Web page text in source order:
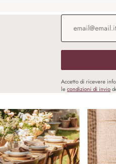
Indirizzo e-mail*
Accetto di ricevere
lecondizioni di invio